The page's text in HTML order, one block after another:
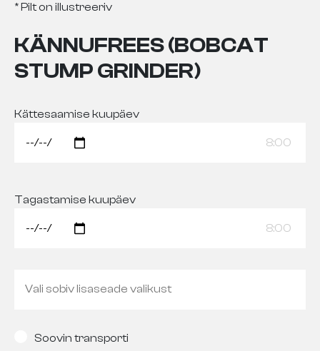
* Pilt on illustreeriv
KÄNNUFREES (BOBCAT
STUMP GRINDER)
Kättesaamise kuupäev
8:00
Tagastamise kuupäev
8:00
Soovin transporti